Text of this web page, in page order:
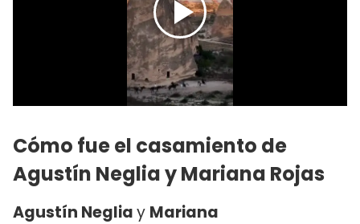
Cómo fue el casamiento de
Agustín Neglia y Mariana Rojas
Agustín Negliay Mariana